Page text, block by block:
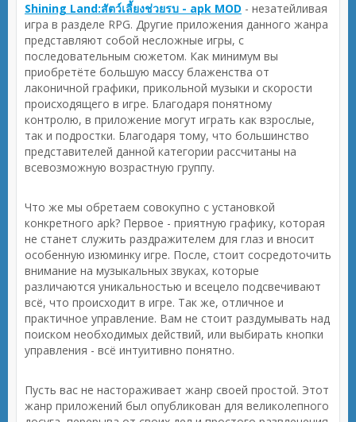
Shining Land:สัตว์เลี้ยงช่วยรบ - apk MOD - незатейливая
игра в разделе RPG. Другие приложения данного жанра
представляют собой несложные игры, с
последовательным сюжетом. Как минимум вы
приобретёте большую массу блаженства от
лаконичной графики, прикольной музыки и скорости
происходящего в игре. Благодаря понятному
контролю, в приложение могут играть как взрослые,
так и подростки. Благодаря тому, что большинство
представителей данной категории рассчитаны на
всевозможную возрастную группу.
Что же мы обретаем совокупно с установкой
конкретного apk? Первое - приятную графику, которая
не станет служить раздражителем для глаз и вносит
особенную изюминку игре. После, стоит сосредоточить
внимание на музыкальных звуках, которые
различаются уникальностью и всецело подсвечивают
всё, что происходит в игре. Так же, отличное и
практичное управление. Вам не стоит раздумывать над
поиском необходимых действий, или выбирать кнопки
управления - всё интуитивно понятно.
Пусть вас не настораживает жанр своей простой. Этот
жанр приложений был опубликован для великолепного